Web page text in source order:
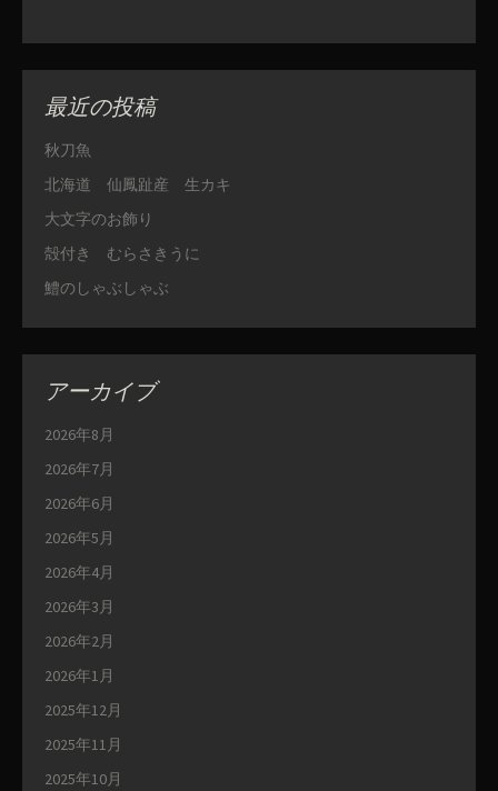
最近の投稿
秋刀魚
北海道 仙鳳趾産 生カキ
大文字のお飾り
殻付き むらさきうに
鱧のしゃぶしゃぶ
アーカイブ
2026年8月
2026年7月
2026年6月
2026年5月
2026年4月
2026年3月
2026年2月
2026年1月
2025年12月
2025年11月
2025年10月